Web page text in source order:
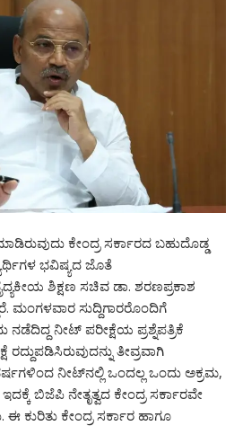
ಕೇಂದ್ರ ಸರ್ಕಾರದ ಬಹುದೊಡ್ಡ
ಭವಿಷ್ಯದ ಜೊತೆ
ಶಿಕ್ಷಣ ಸಚಿವ ಡಾ. ಶರಣಪ್ರಕಾಶ
ಮಂಗಳವಾರ ಸುದ್ದಿಗಾರರೊಂದಿಗೆ
ನೀಟ್‌ ಪರೀಕ್ಷೆಯ ಪ್ರಶ್ನೆಪತ್ರಿಕೆ
ತೀವ್ರವಾಗಿ
ನೀಟ್‌ನಲ್ಲಿ ಒಂದಲ್ಲ ಒಂದು ಅಕ್ರಮ,
ಬಿಜೆಪಿ ನೇತೃತ್ವದ ಕೇಂದ್ರ ಸರ್ಕಾರವೇ
ಕುರಿತು ಕೇಂದ್ರ ಸರ್ಕಾರ ಹಾಗೂ